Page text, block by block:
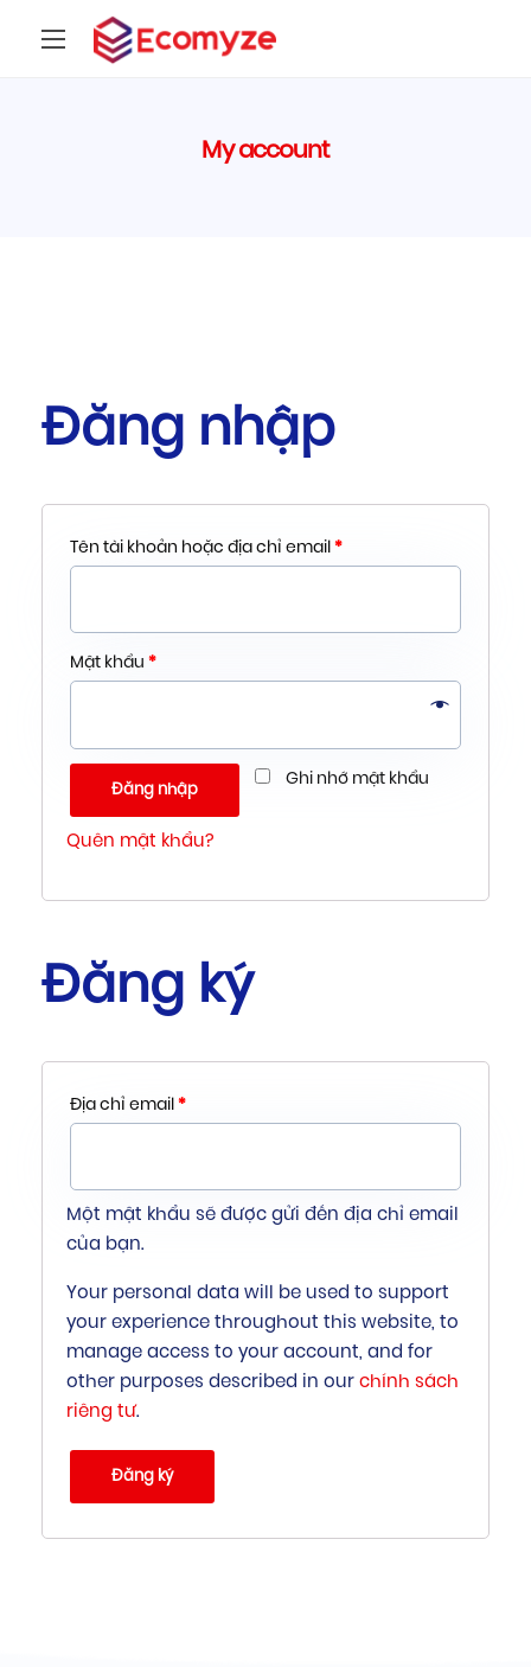
My account
Đăng nhập
Tên tài khoản hoặc địa chỉ email *
Mật khẩu *
Ghi nhớ mật khẩu
Đăng nhập
Quên mật khẩu?
Đăng ký
Địa chỉ email *
Một mật khẩu sẽ được gửi đến địa chỉ email
của bạn.
Your personal data will be used to support
your experience throughout this website, to
manage access to your account, and for
other purposes described in our chính sách
riêng tư.
Đăng ký